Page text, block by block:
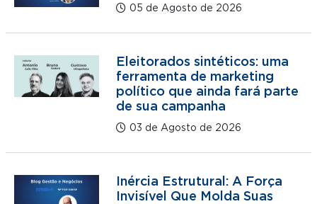
05 de Agosto de 2026
Eleitorados sintéticos: uma
ferramenta de marketing
político que ainda fará parte
de sua campanha
03 de Agosto de 2026
Inércia Estrutural: A Força
Invisível Que Molda Suas